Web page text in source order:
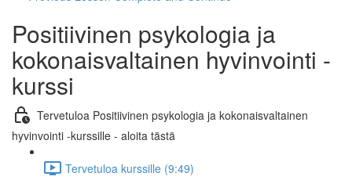
Positiivinen psykologia ja
kokonaisvaltainen hyvinvointi -
kurssi
Tervetuloa Positiivinen psykologia ja kokonaisvaltainen
hyvinvointi -kurssille - aloita tästä
Tervetuloa kurssille (9:49)